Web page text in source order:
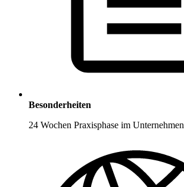
Besonderheiten
24 Wochen Praxisphase im Unternehmen